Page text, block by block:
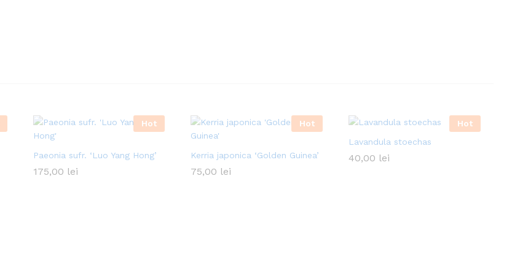
Hot
Paeonia sufr. ‘Luo Yang Hong’
175,00 lei
Hot
Kerria japonica ‘Golden Guinea’
75,00 lei
Hot
Lavandula stoechas
40,00 lei